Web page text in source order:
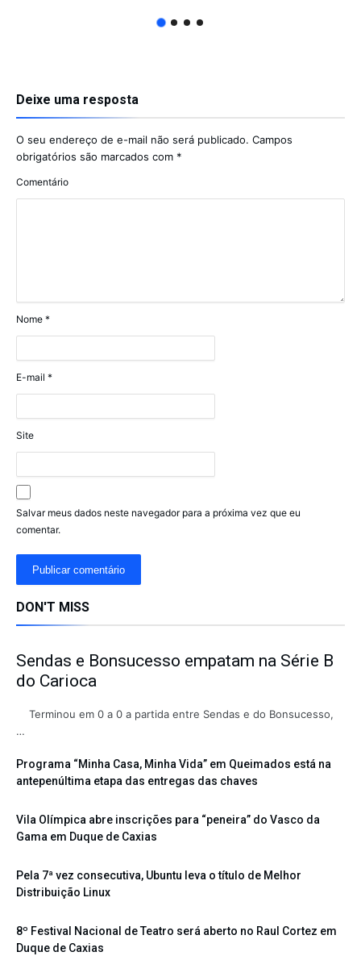
Deixe uma resposta
O seu endereço de e-mail não será publicado. Campos
obrigatórios são marcados com *
Comentário
Nome *
E-mail *
Site
Salvar meus dados neste navegador para a próxima vez que eu
comentar.
DON'T MISS
Sendas e Bonsucesso empatam na Série B
do Carioca
Terminou em 0 a 0 a partida entre Sendas e do Bonsucesso,
…
Programa “Minha Casa, Minha Vida” em Queimados está na
antepenúltima etapa das entregas das chaves
Vila Olímpica abre inscrições para “peneira” do Vasco da
Gama em Duque de Caxias
Pela 7ª vez consecutiva, Ubuntu leva o título de Melhor
Distribuição Linux
8º Festival Nacional de Teatro será aberto no Raul Cortez em
Duque de Caxias